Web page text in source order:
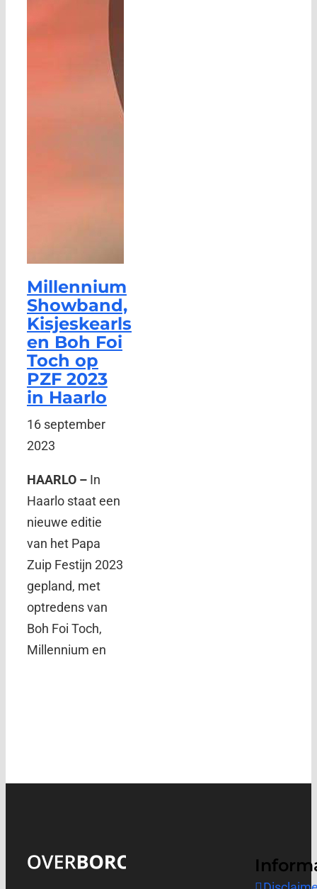
Millennium
Showband,
Kisjeskearls
en Boh Foi
Toch op
PZF 2023
in Haarlo
16 september
2023
HAARLO – In
Haarlo staat een
nieuwe editie
van het Papa
Zuip Festijn 2023
gepland, met
optredens van
Boh Foi Toch,
Millennium en